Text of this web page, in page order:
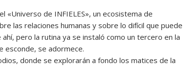
«Universo de INFIELES», un ecosistema de
las relaciones humanas y sobre lo difícil que puede
pero la rutina ya se instaló como un tercero en la
esconde, se adormece.
donde se explorarán a fondo los matices de la